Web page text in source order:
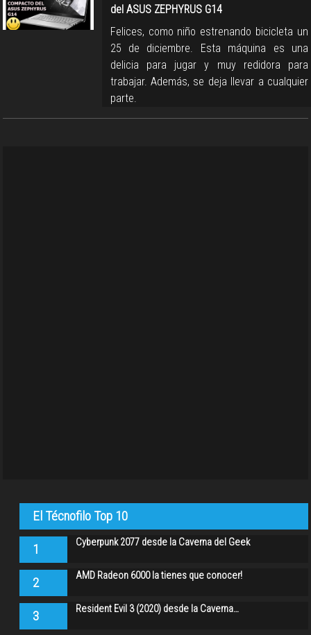
del ASUS ZEPHYRUS G14
Felices, como niño estrenando bicicleta un
25 de diciembre. Esta máquina es una
delicia para jugar y muy redidora para
trabajar. Además, se deja llevar a cualquier
parte.
El Técnofilo Top 10
1 Cyberpunk 2077 desde la Caverna del Geek
2 AMD Radeon 6000 la tienes que conocer!
3 Resident Evil 3 (2020) desde la Caverna…